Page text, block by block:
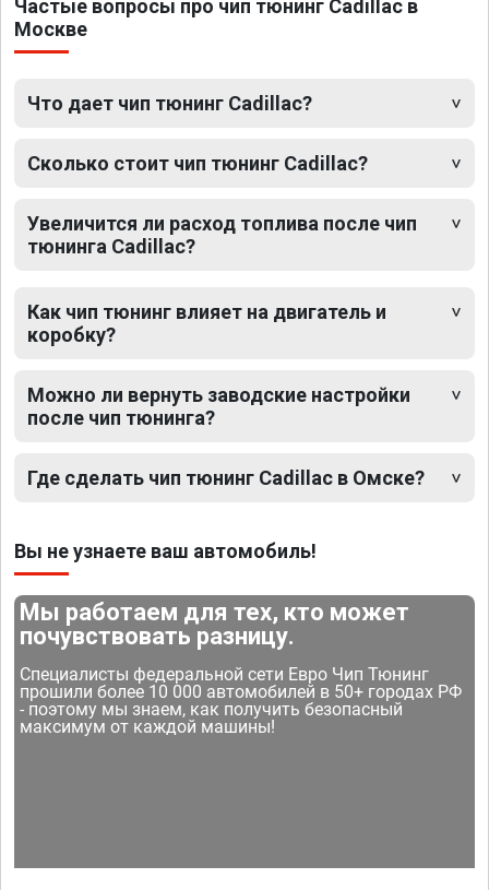
Частые вопросы про чип тюнинг Cadillac в
Москве
Что дает чип тюнинг Cadillac?
Сколько стоит чип тюнинг Cadillac?
Увеличится ли расход топлива после чип
тюнинга Cadillac?
Как чип тюнинг влияет на двигатель и
коробку?
Можно ли вернуть заводские настройки
после чип тюнинга?
Где сделать чип тюнинг Cadillac в Омске?
Вы не узнаете ваш автомобиль!
Мы работаем для тех, кто может
почувствовать разницу.
Специалисты федеральной сети Евро Чип Тюнинг
прошили более 10 000 автомобилей в 50+ городах РФ
- поэтому мы знаем, как получить безопасный
максимум от каждой машины!